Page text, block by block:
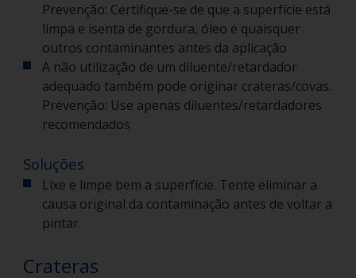
Prevenção: Certifique-se de que a superfície está
limpa e isenta de gordura, óleo e quaisquer
outros contaminantes antes da aplicação
A não utilização de um diluente/retardador
adequado também pode originar crateras/covas.
Prevenção: Use apenas diluentes/retardadores
recomendados
Soluções
Lixe e limpe bem a superfície. Tente eliminar a
causa original da contaminação antes de voltar a
pintar.
Crateras